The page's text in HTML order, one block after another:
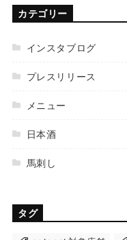
カテゴリー
インスタブログ
プレスリリース
メニュー
日本酒
馬刺し
タグ